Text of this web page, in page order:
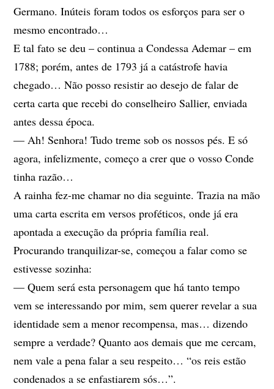
Germano. Inúteis foram todos os esforços para ser o
mesmo encontrado…
E tal fato se deu – continua a Condessa Ademar – em
1788; porém, antes de 1793 já a catástrofe havia
chegado… Não posso resistir ao desejo de falar de
certa carta que recebi do conselheiro Sallier, enviada
antes dessa época.
— Ah! Senhora! Tudo treme sob os nossos pés. E só
agora, infelizmente, começo a crer que o vosso Conde
tinha razão…
A rainha fez-me chamar no dia seguinte. Trazia na mão
uma carta escrita em versos proféticos, onde já era
apontada a execução da própria família real.
Procurando tranquilizar-se, começou a falar como se
estivesse sozinha:
— Quem será esta personagem que há tanto tempo
vem se interessando por mim, sem querer revelar a sua
identidade sem a menor recompensa, mas… dizendo
sempre a verdade? Quanto aos demais que me cercam,
nem vale a pena falar a seu respeito… “os reis estão
condenados a se enfastiarem sós…”.